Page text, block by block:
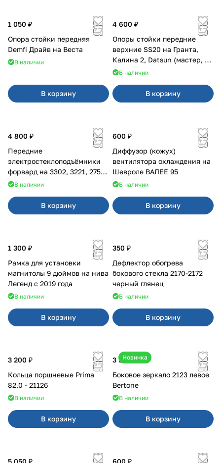
1 050 ₽
Опора стойки передняя
Demfi Драйв на Веста
В наличии
В корзину
4 600 ₽
Опоры стойки передние
верхние SS20 на Гранта,
Калина 2, Datsun (мастер, с
ЭлУР, с подшипником) 2шт
В наличии
В корзину
4 800 ₽
Передние
электростеклоподъёмники
форвард на 3302, 3221, 2752,
2217В наличии
В корзину
600 ₽
Диффузор (кожух)
вентилятора охлаждения на
Шевроле ВАЛЕЕ 95
В наличии
В корзину
1 300 ₽
Рамка для установки
магнитолы 9 дюймов на нива
Легенд с 2019 года
В наличии
В корзину
350 ₽
Дефлектор обогрева
бокового стекла 2170-2172
черный глянец
В наличии
В корзину
3 200 ₽
Кольца поршневые Prima
82,0 - 21126
В наличии
В корзину
Новинка
3 500 ₽
Боковое зеркало 2123 левое
Bertone
В наличии
В корзину
5 050 ₽ 600 ₽